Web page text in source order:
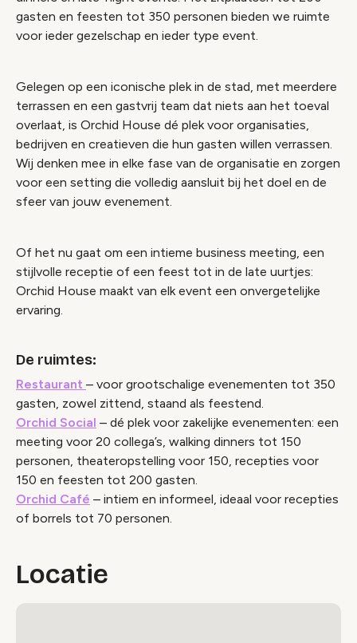
gasten en feesten tot 350 personen bieden we ruimte
voor ieder gezelschap en ieder type event.
Gelegen op een iconische plek in de stad, met meerdere
terrassen en een gastvrij team dat niets aan het toeval
overlaat, is Orchid House dé plek voor organisaties,
bedrijven en creatieven die hun gasten willen verrassen.
Wij denken mee in elke fase van de organisatie en zorgen
voor een setting die volledig aansluit bij het doel en de
sfeer van jouw evenement.
Of het nu gaat om een intieme business meeting, een
stijlvolle receptie of een feest tot in de late uurtjes:
Orchid House maakt van elk event een onvergetelijke
ervaring.
De ruimtes:
Restaurant – voor grootschalige evenementen tot 350
gasten, zowel zittend, staand als feestend.
Orchid Social – dé plek voor zakelijke evenementen: een
meeting voor 20 collega’s, walking dinners tot 150
personen, theateropstelling voor 150, recepties voor
150 en feesten tot 200 gasten.
Orchid Café – intiem en informeel, ideaal voor recepties
of borrels tot 70 personen.
Locatie